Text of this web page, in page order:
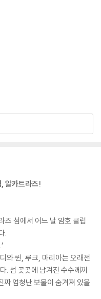
알카트라즈!
즈 섬에서 어느 날 암호 클럽
.
와 퀸, 루크, 마리아는 오래전
. 섬 곳곳에 남겨진 수수께끼
엄청난 보물이 숨겨져 있을